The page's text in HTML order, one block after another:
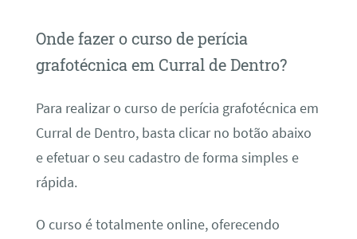
Onde fazer o curso de perícia
grafotécnica em Curral de Dentro?
Para realizar o curso de perícia grafotécnica em
Curral de Dentro, basta clicar no botão abaixo
e efetuar o seu cadastro de forma simples e
rápida.
O curso é totalmente online, oferecendo